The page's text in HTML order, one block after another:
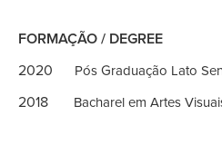
FORMAÇÃO / DEGREE
2020 Pós Graduação Lato
2018 Bacharel em Artes